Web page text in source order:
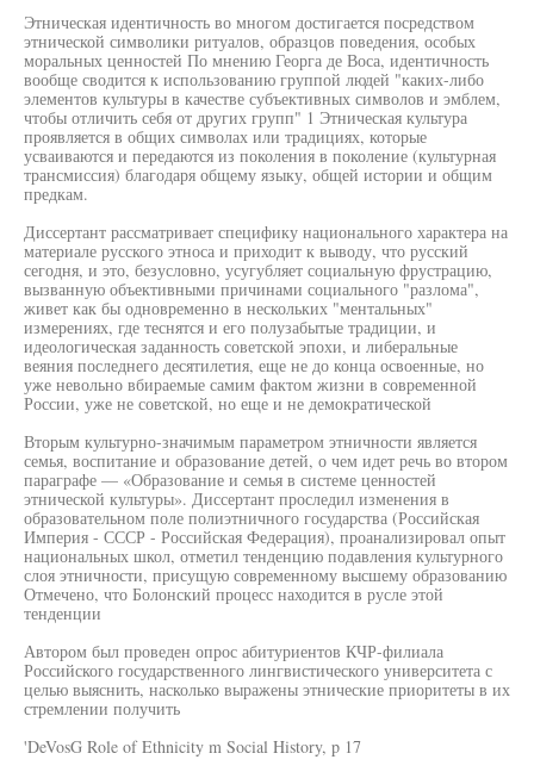
Этническая идентичность во многом достигается посредством
этнической символики ритуалов, образцов поведения, особых
моральных ценностей По мнению Георга де Воса, идентичность
вообще сводится к использованию группой людей "каких-либо
элементов культуры в качестве субъективных символов и эмблем,
чтобы отличить себя от других групп" 1 Этническая культура
проявляется в общих символах или традициях, которые
усваиваются и передаются из поколения в поколение (культурная
трансмиссия) благодаря общему языку, общей истории и общим
предкам.
Диссертант рассматривает специфику национального характера на
материале русского этноса и приходит к выводу, что русский
сегодня, и это, безусловно, усугубляет социальную фрустрацию,
вызванную объективными причинами социального "разлома",
живет как бы одновременно в нескольких "ментальных"
измерениях, где теснятся и его полузабытые традиции, и
идеологическая заданность советской эпохи, и либеральные
веяния последнего десятилетия, еще не до конца освоенные, но
уже невольно вбираемые самим фактом жизни в современной
России, уже не советской, но еще и не демократической
Вторым культурно-значимым параметром этничности является
семья, воспитание и образование детей, о чем идет речь во втором
параграфе — «Образование и семья в системе ценностей
этнической культуры». Диссертант проследил изменения в
образовательном поле полиэтничного государства (Российская
Империя - СССР - Российская Федерация), проанализировал опыт
национальных школ, отметил тенденцию подавления культурного
слоя этничности, присущую современному высшему образованию
Отмечено, что Болонский процесс находится в русле этой
тенденции
Автором был проведен опрос абитуриентов КЧР-филиала
Российского государственного лингвистического университета с
целью выяснить, насколько выражены этнические приоритеты в их
стремлении получить
'DeVosG Role of Ethnicity m Social History, p 17